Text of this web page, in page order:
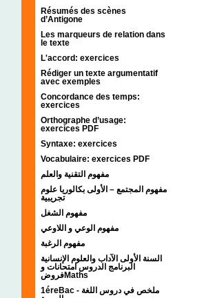
Résumés des scènes
d’Antigone
Les marqueurs de relation dans
le texte
L'accord: exercices
Rédiger un texte argumentatif
avec exemples
Concordance des temps:
exercices
Orthographe d’usage:
exercices PDF
Syntaxe: exercices
Vocabulaire: exercices PDF
مفهوم التقنية والعلم
مفهوم المجتمع – الأولى بكالوريا علوم
تجريبية
مفهوم الشغل
مفهوم الوعي و اللاوعي
مفهوم الرغبة
السنة الأولى الآداب والعلوم الإنسانية
البرنامج الدروس امتحانات و
فروضMaths
1éreBac - ملخص في دروس اللغة